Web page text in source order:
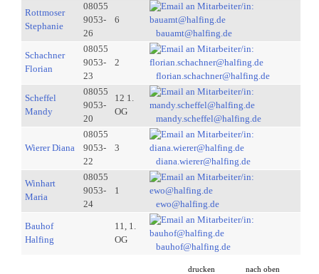
Rottmoser
Stephanie
08055
9053-
26
6
bauamt@halfing.de
Schachner
Florian
08055
9053-
23
2
florian.schachner@halfing.de
Scheffel
Mandy
08055
9053-
20
12 1.
OG
mandy.scheffel@halfing.de
Wierer Diana
08055
9053-
22
3
diana.wierer@halfing.de
Winhart
Maria
08055
9053-
24
1
ewo@halfing.de
Bauhof
Halfing
11, 1.
OG
bauhof@halfing.de
drucken nach oben